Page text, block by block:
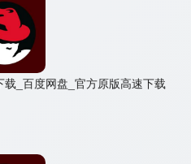
_百度网盘_官方原版高速下载